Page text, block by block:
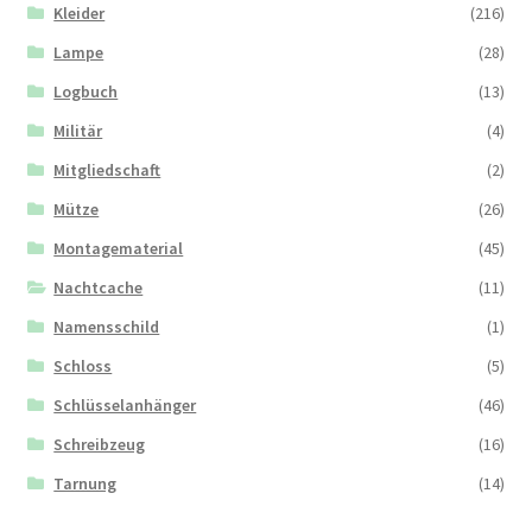
Kleider
(216)
Lampe
(28)
Logbuch
(13)
Militär
(4)
Mitgliedschaft
(2)
Mütze
(26)
Montagematerial
(45)
Nachtcache
(11)
Namensschild
(1)
Schloss
(5)
Schlüsselanhänger
(46)
Schreibzeug
(16)
Tarnung
(14)